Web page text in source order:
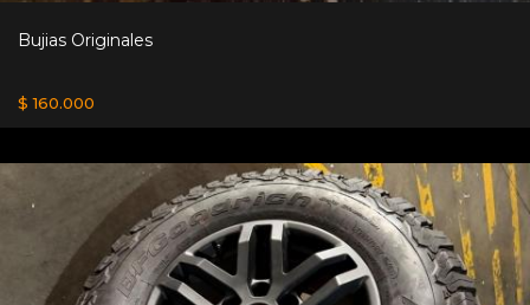
Bujias Originales
$ 160.000